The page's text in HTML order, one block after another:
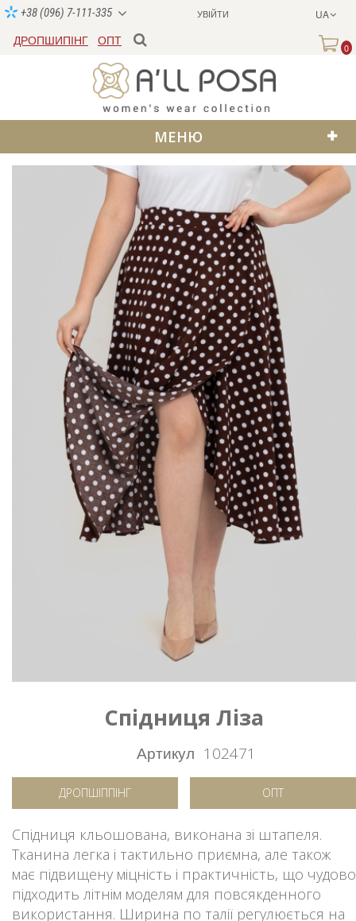
УВІЙТИ UA
+38 (096) 7-111-335
ДРОПШИПІНГ ОПТ
0
МЕНЮ
Спідниця Ліза
Артикул 102471
ДРОПШІППІНГ ОПТ
Спідниця кльошована, виконана зі штапеля.
Тканина легка і тактильно приємна, але також
має підвищену міцність і практичність, що чудово
підходить літнім моделям для повсякденного
використання. Ширина по талії регулюється на